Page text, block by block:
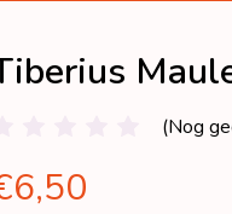
(Nog